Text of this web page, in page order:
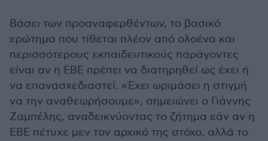
Βάσει των προαναφερθέντων, το βασικό
ερώτημα που τίθεται πλέον από ολοένα και
περισσότερους εκπαιδευτικούς παράγοντες
είναι αν η ΕΒΕ πρέπει να διατηρηθεί ως έχει ή
να επανασχεδιαστεί. «Έχει ωριμάσει η στιγμή
να την αναθεωρήσουμε», σημειώνει ο Γιάννης
Ζαμπέλης, αναδεικνύοντας το ζήτημα εάν αν η
ΕΒΕ πέτυχε μεν τον αρχικό της στόχο, αλλά το